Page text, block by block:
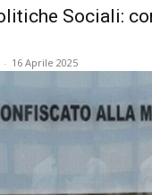
Sociali:
- 16 Aprile 2025